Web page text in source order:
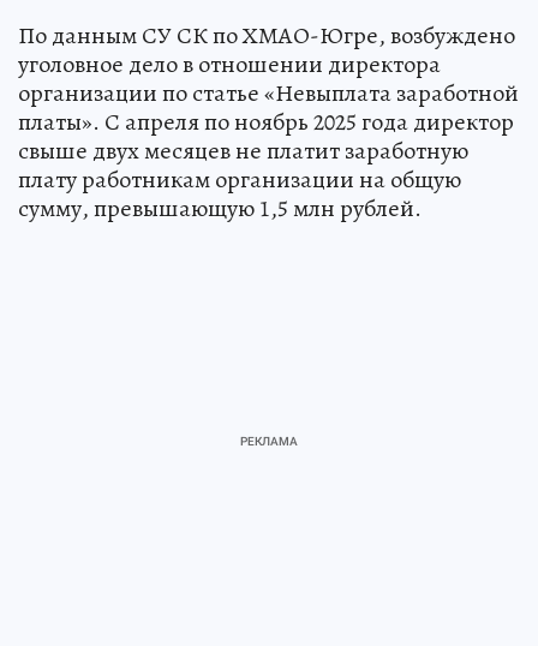
По данным СУ СК по ХМАО-Югре, возбуждено
уголовное дело в отношении директора
организации по статье «Невыплата заработной
платы». С апреля по ноябрь 2025 года директор
свыше двух месяцев не платит заработную
плату работникам организации на общую
сумму, превышающую 1,5 млн рублей.